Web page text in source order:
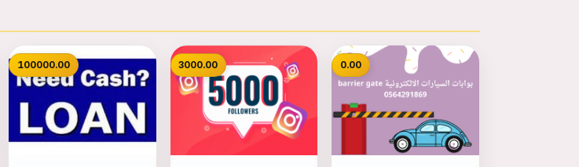
100000.00 3000.00 0.00